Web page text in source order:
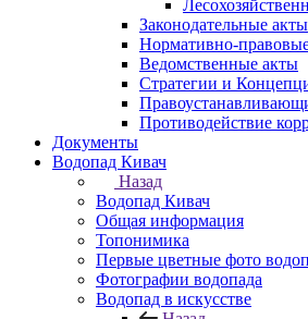
Законодательные акты
Нормативно-
Ведомственные акты
Стратегии и
Противодействие
Документы
Водопад Кивач
Назад
Водопад Кивач
Общая информация
Топонимика
Первые цветные фото
Фотографии водопада
Водопад в искусстве